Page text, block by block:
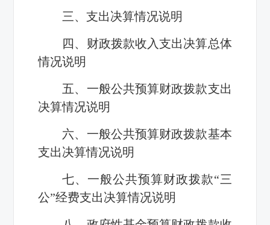
三、支出决算情况说明
四、财政拨款收入支出决算总体
情况说明
五、一般公共预算财政拨款支出
决算情况说明
六、一般公共预算财政拨款基本
支出决算情况说明
七、一般公共预算财政拨款“三
公”经费支出决算情况说明